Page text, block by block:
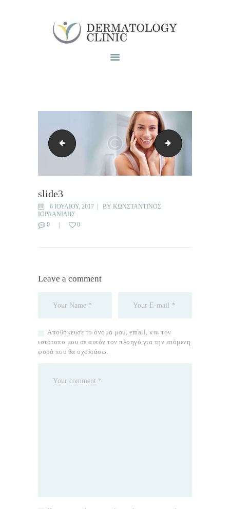
Το ιατρειο
faviocn slide3.jpg
slide3
6 ΙΟΥΛΊΟΥ, 2017 BY ΚΩΝΣΤΑΝΤΊΝΟΣ
ΙΟΡΔΑΝΊΔΗΣ
0
0
Leave a comment
Αποθήκευσε το όνομά μου, email, και τον
ιστότοπο μου σε αυτόν τον πλοηγό για την επόμενη
φορά που θα σχολιάσω.